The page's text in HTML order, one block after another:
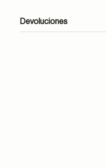
Devoluciones